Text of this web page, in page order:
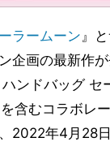
ラームーン 』
企画の最新作
ンドバッグ セ
含むコラボレ
2022年4月28